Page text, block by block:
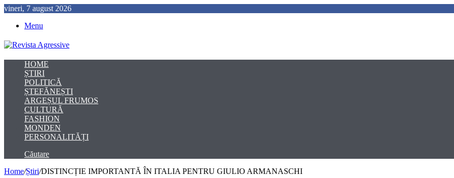
vineri, 7 august 2026
Menu
HOME
ȘTIRI
POLITICĂ
ȘTEFĂNEȘTI
ARGEȘUL FRUMOS
CULTURĂ
FASHION
MONDEN
PERSONALITĂȚI
Căutare
Home/Știri/DISTINCȚIE IMPORTANTĂ ÎN ITALIA PENTRU GIULIO ARMANASCHI